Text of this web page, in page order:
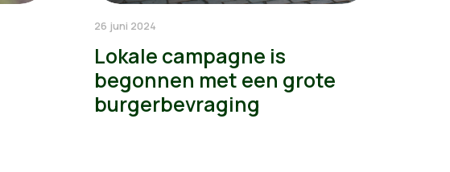
26 juni 2024
Lokale campagne is
begonnen met een grote
burgerbevraging